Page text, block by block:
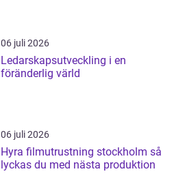
06 juli 2026
Ledarskapsutveckling i en
föränderlig värld
06 juli 2026
Hyra filmutrustning stockholm så
lyckas du med nästa produktion